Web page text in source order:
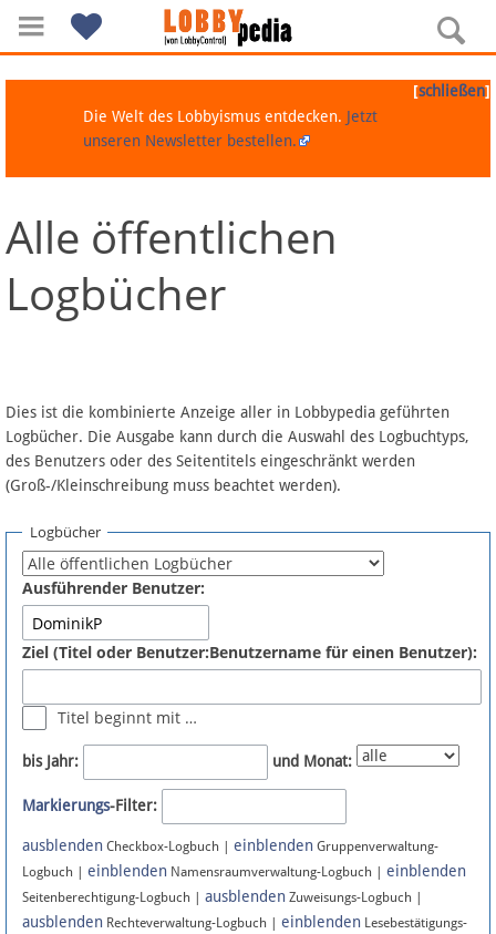
Navigation
Über Lobbypedia
Artikel nach Kategorien
FAQ
Fördermitglied werden
Fehler melden
Newsletter
Bluesky
Facebook
Instagram
[schließen]
Die Welt des Lobbyismus entdecken. Jetzt
unseren Newsletter bestellen.
Alle öffentlichen
Logbücher
Dies ist die kombinierte Anzeige aller in Lobbypedia geführten
Logbücher. Die Ausgabe kann durch die Auswahl des Logbuchtyps,
des Benutzers oder des Seitentitels eingeschränkt werden
(Groß-/Kleinschreibung muss beachtet werden).
Logbücher
Ausführender Benutzer:
Ziel (Titel oder Benutzer:Benutzername für einen Benutzer):
Titel beginnt mit …
bis Jahr: und Monat:
Markierungs-Filter:
ausblenden Checkbox-Logbuch | einblenden Gruppenverwaltung-
Logbuch | einblenden Namensraumverwaltung-Logbuch | einblenden
Seitenberechtigung-Logbuch | ausblenden Zuweisungs-Logbuch |
ausblenden Rechteverwaltung-Logbuch | einblenden Lesebestätigungs-